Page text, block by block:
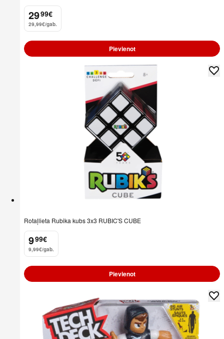
29
. 99€
29,99€/gab.
Pievienot
Rotaļlieta Rubika kubs 3x3 RUBIC'S CUBE
9
. 99€
9,99€/gab.
Pievienot